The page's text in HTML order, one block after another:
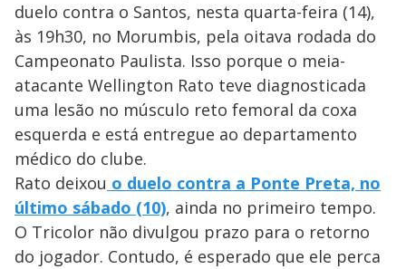
duelo contra o Santos, nesta quarta-feira (14),
às 19h30, no Morumbis, pela oitava rodada do
Campeonato Paulista. Isso porque o meia-
atacante Wellington Rato teve diagnosticada
uma lesão no músculo reto femoral da coxa
esquerda e está entregue ao departamento
médico do clube.
Rato deixou o duelo contra a Ponte Preta, no
último sábado (10), ainda no primeiro tempo.
O Tricolor não divulgou prazo para o retorno
do jogador. Contudo, é esperado que ele perca